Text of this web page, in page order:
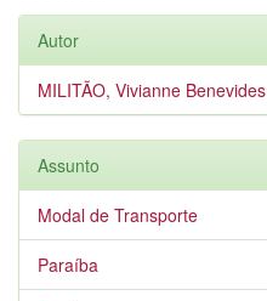
Autor
MILITÃO, Vivianne Benevides
Assunto
Modal de Transporte
Paraíba